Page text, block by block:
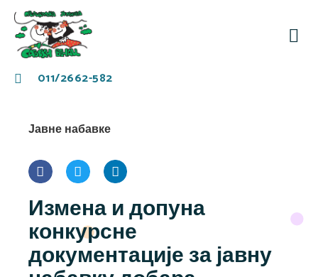
011/2662-582
Јавне набавке
Измена и допуна
конкурсне
документације за јавну